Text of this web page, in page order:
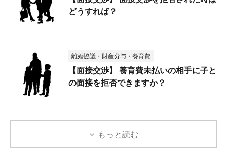
どうすれば？
離婚協議・財産分与・養育費
【面接交渉】 養育費未払いの相手に子と
の面接を拒否できますか？
もっと読む